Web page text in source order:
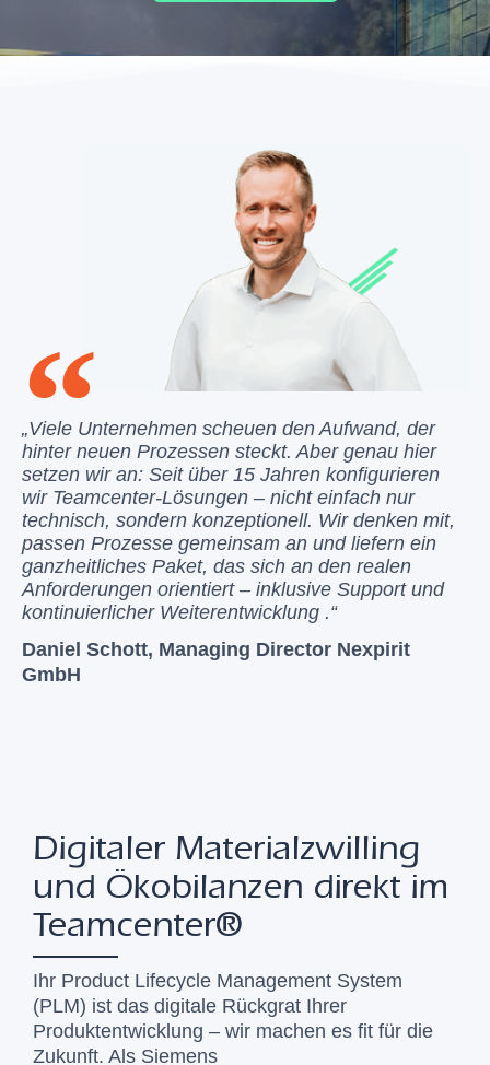
„Viele Unternehmen scheuen den Aufwand, der
hinter neuen Prozessen steckt. Aber genau hier
setzen wir an: Seit über 15 Jahren konfigurieren
wir Teamcenter-Lösungen – nicht einfach nur
technisch, sondern konzeptionell. Wir denken mit,
passen Prozesse gemeinsam an und liefern ein
ganzheitliches Paket, das sich an den realen
Anforderungen orientiert – inklusive Support und
kontinuierlicher Weiterentwicklung .“
Daniel Schott, Managing Director Nexpirit
GmbH
Digitaler Materialzwilling
und Ökobilanzen direkt im
Teamcenter®
Ihr Product Lifecycle Management System
(PLM) ist das digitale Rückgrat Ihrer
Produktentwicklung – wir machen es fit für die
Zukunft. Als Siemens